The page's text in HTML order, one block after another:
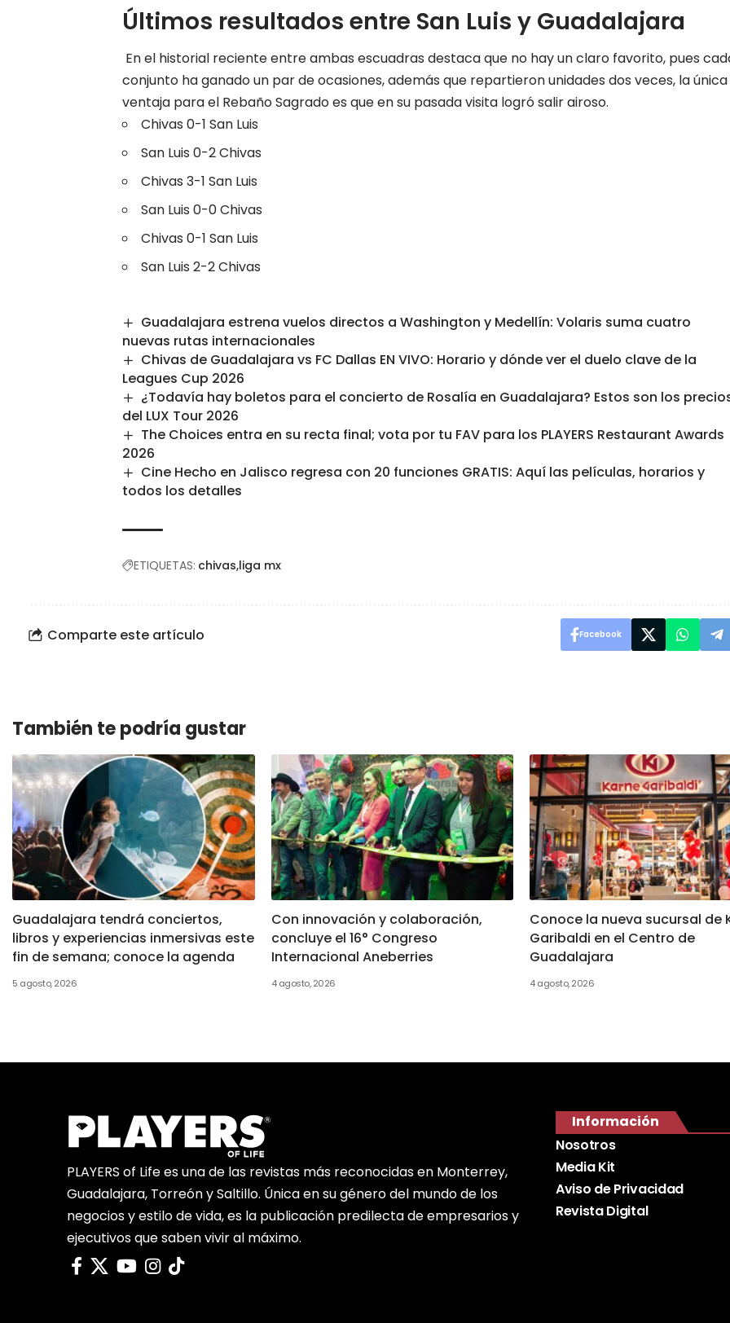
Últimos resultados entre San Luis y Guadalajara
En el historial reciente entre ambas escuadras destaca que no hay un claro favorito, pues
conjunto ha ganado un par de ocasiones, además que repartieron unidades dos veces, la única
ventaja para el Rebaño Sagrado es que en su pasada visita logró salir airoso.
Chivas 0-1 San Luis
San Luis 0-2 Chivas
Chivas 3-1 San Luis
San Luis 0-0 Chivas
Chivas 0-1 San Luis
San Luis 2-2 Chivas
Guadalajara estrena vuelos directos a Washington y Medellín: Volaris suma cuatro
nuevas rutas internacionales
Chivas de Guadalajara vs FC Dallas EN VIVO: Horario y dónde ver el duelo clave de la
Leagues Cup 2026
¿Todavía hay boletos para el concierto de Rosalía en Guadalajara? Estos son los
del LUX Tour 2026
The Choices entra en su recta final; vota por tu FAV para los PLAYERS Restaurant Awards
2026
Cine Hecho en Jalisco regresa con 20 funciones GRATIS: Aquí las películas, horarios y
todos los detalles
ETIQUETAS: chivas liga mx
Comparte este artículo Facebook
También te podría gustar
Guadalajara tendrá conciertos,
libros y experiencias inmersivas este
fin de semana; conoce la agenda
5 agosto, 2026
Con innovación y colaboración,
concluye el 16° Congreso
Internacional Aneberries
4 agosto, 2026
Conoce la nueva sucursal de
Garibaldi en el Centro de
Guadalajara
4 agosto, 2026
PLAYERS of Life es una de las revistas más reconocidas en Monterrey,
Guadalajara, Torreón y Saltillo. Única en su género del mundo de los
negocios y estilo de vida, es la publicación predilecta de empresarios y
ejecutivos que saben vivir al máximo.
Información
Nosotros
Media Kit
Aviso de Privacidad
Revista Digital